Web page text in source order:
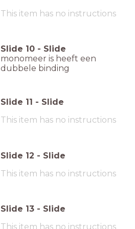
This item has no instructions
Slide 10 - Slide
monomeer is heeft een
dubbele binding
Slide 11 - Slide
This item has no instructions
Slide 12 - Slide
This item has no instructions
Slide 13 - Slide
This item has no instructions